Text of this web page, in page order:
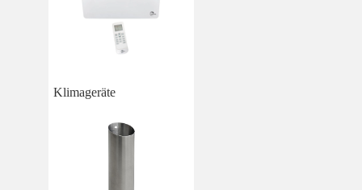
Klimageräte